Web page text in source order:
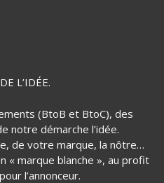
L’IDÉE.
(BtoB et BtoC), des
notre démarche l’idée.
de votre marque, la nôtre…
« marque blanche », au profit
l’annonceur.